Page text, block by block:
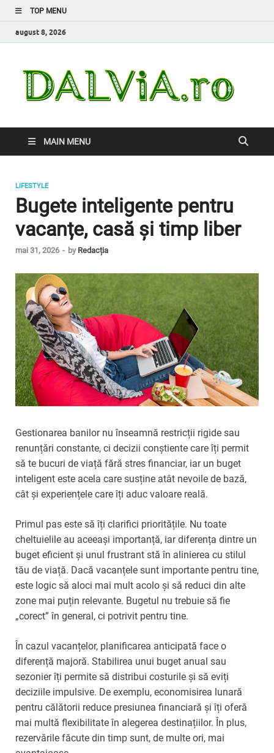
TOP MENU
august 8, 2026
MAIN MENU
LIFESTYLE
Bugete inteligente pentru
vacanțe, casă și timp liber
mai 31, 2026 - by Redacția
Gestionarea banilor nu înseamnă restricții rigide sau
renunțări constante, ci decizii conștiente care îți permit
să te bucuri de viață fără stres financiar, iar un buget
inteligent este acela care susține atât nevoile de bază,
cât și experiențele care îți aduc valoare reală.
Primul pas este să îți clarifici prioritățile. Nu toate
cheltuielile au aceeași importanță, iar diferența dintre un
buget eficient și unul frustrant stă în alinierea cu stilul
tău de viață. Dacă vacanțele sunt importante pentru tine,
este logic să aloci mai mult acolo și să reduci din alte
zone mai puțin relevante. Bugetul nu trebuie să fie
„corect” în general, ci potrivit pentru tine.
În cazul vacanțelor, planificarea anticipată face o
diferență majoră. Stabilirea unui buget anual sau
sezonier îți permite să distribui costurile și să eviți
deciziile impulsive. De exemplu, economisirea lunară
pentru călătorii reduce presiunea financiară și îți oferă
mai multă flexibilitate în alegerea destinațiilor. În plus,
rezervările făcute din timp sunt, de multe ori, mai